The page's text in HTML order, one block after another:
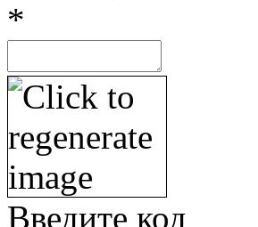
*
Введите код